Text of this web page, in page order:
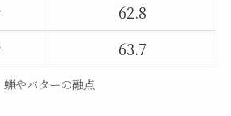
62.8
63.7
蝋やバターの融点